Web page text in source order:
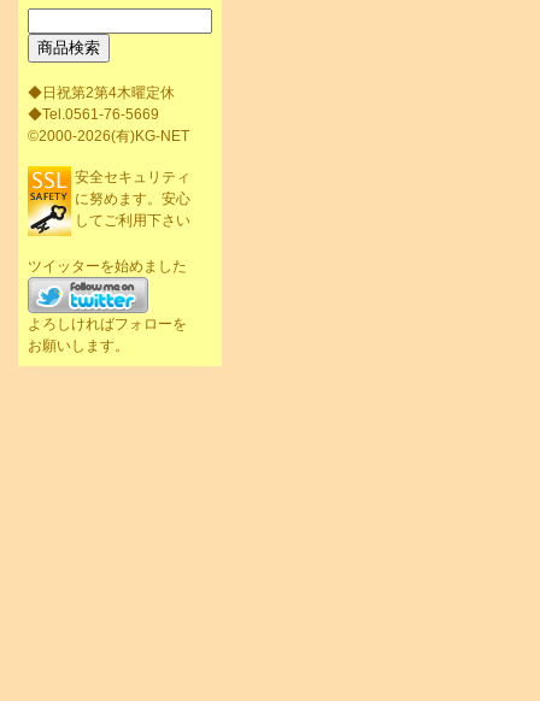
◆日祝第2第4木曜定休
◆Tel.0561-76-5669
©2000-2026(有)KG-NET
安全セキュリティ
に努めます。安心
してご利用下さい
ツイッターを始めました
よろしければフォローを
お願いします。